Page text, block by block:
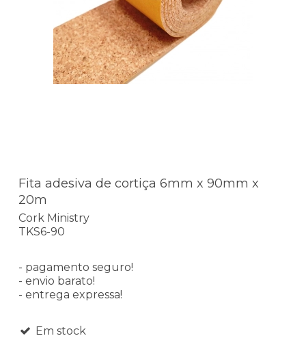
Fita adesiva de cortiça 6mm x 90mm x
20m
Cork Ministry
TKS6-90
- pagamento seguro!
- envio barato!
- entrega expressa!
Em stock